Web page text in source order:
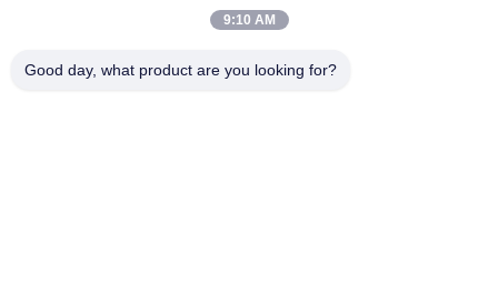
Προϊόντα
Περίπου Εμείς
Γύρος Εργοστασίων
9:10 AM
Good day, what product are you looking for?